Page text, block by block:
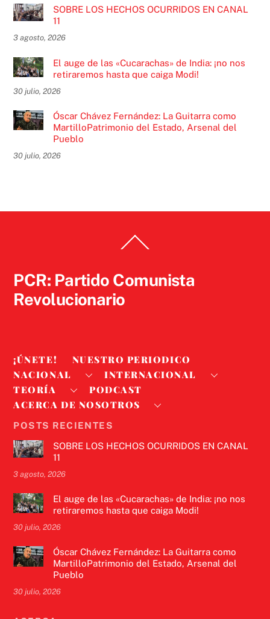
SOBRE LOS HECHOS OCURRIDOS EN CANAL
11
3 agosto, 2026
El auge de las «Cucarachas» de India: ¡no nos
retiraremos hasta que caiga Modi!
30 julio, 2026
Óscar Chávez Fernández: La Guitarra como
MartilloPatrimonio del Estado, Arsenal del
Pueblo
30 julio, 2026
To
PCR: Partido Comunista
Revolucionario
¡ÚNETE!
NUESTRO PERIODICO
NACIONAL
INTERNACIONAL
TEORÍA
PODCAST
ACERCA DE NOSOTROS
POSTS RECIENTES
SOBRE LOS HECHOS OCURRIDOS EN CANAL
11
3 agosto, 2026
El auge de las «Cucarachas» de India: ¡no nos
retiraremos hasta que caiga Modi!
30 julio, 2026
Óscar Chávez Fernández: La Guitarra como
MartilloPatrimonio del Estado, Arsenal del
Pueblo
30 julio, 2026